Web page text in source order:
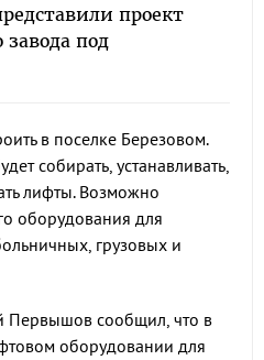
проект
завода под
в поселке Березовом.
собирать, устанавливать,
лифты. Возможно
оборудования для
грузовых и
Первышов сообщил, что в
оборудовании для